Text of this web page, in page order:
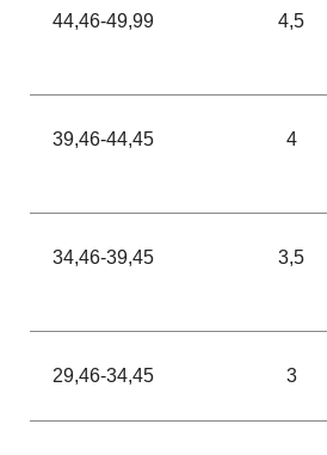
44,46-49,99 4,5
39,46-44,45 4
34,46-39,45 3,5
29,46-34,45 3